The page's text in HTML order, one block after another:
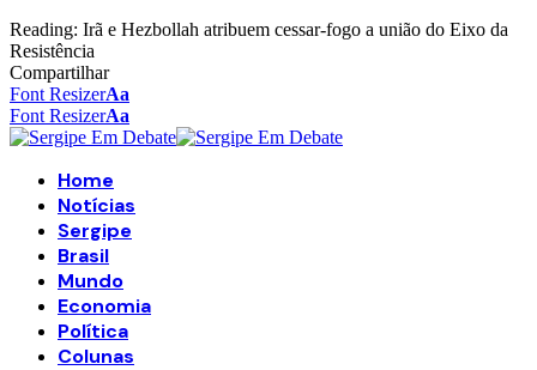
Reading: Irã e Hezbollah atribuem cessar-fogo a união do Eixo da
Resistência
Compartilhar
Font ResizerAa
Font ResizerAa
Home
Notícias
Sergipe
Brasil
Mundo
Economia
Política
Colunas